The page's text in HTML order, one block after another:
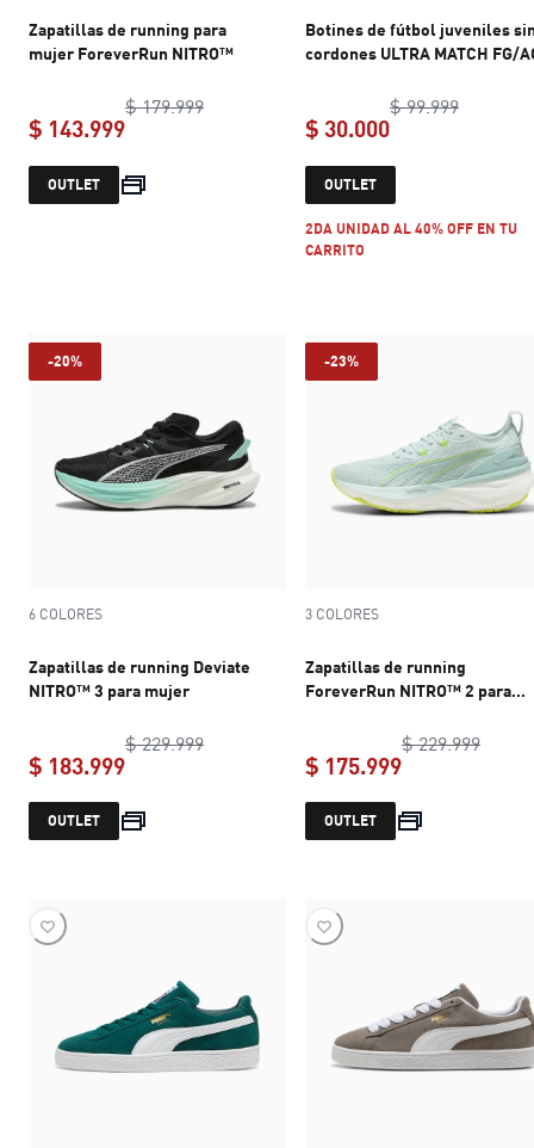
Zapatillas de running para
mujer ForeverRun NITRO™
$ 179.999original price $ 179.999
$ 143.999
current price $ 143.999
OUTLET
Botines de fútbol juveniles
cordones ULTRA MATCH FG/
$ 99.999original
$ 30.000
OUTLET
2DA UNIDAD AL 40% OFF EN TU
CARRITO
-20%
6 COLORES
Zapatillas de running Deviate
NITRO™ 3 para mujer
$ 229.999original price $ 229.999
$ 183.999
current price $ 183.999
OUTLET
-23%
3 COLORES
Zapatillas de running
ForeverRun NITRO™ 2 para
$ 229.999
$ 175.999
current price $
OUTLET